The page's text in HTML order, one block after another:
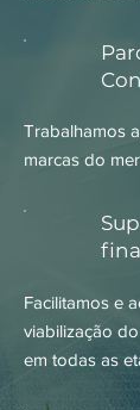
Trabalhamos
marcas do
Facilitamos e
viabilização
em todas as